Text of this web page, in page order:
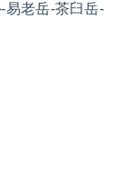
-易老岳-茶臼岳-